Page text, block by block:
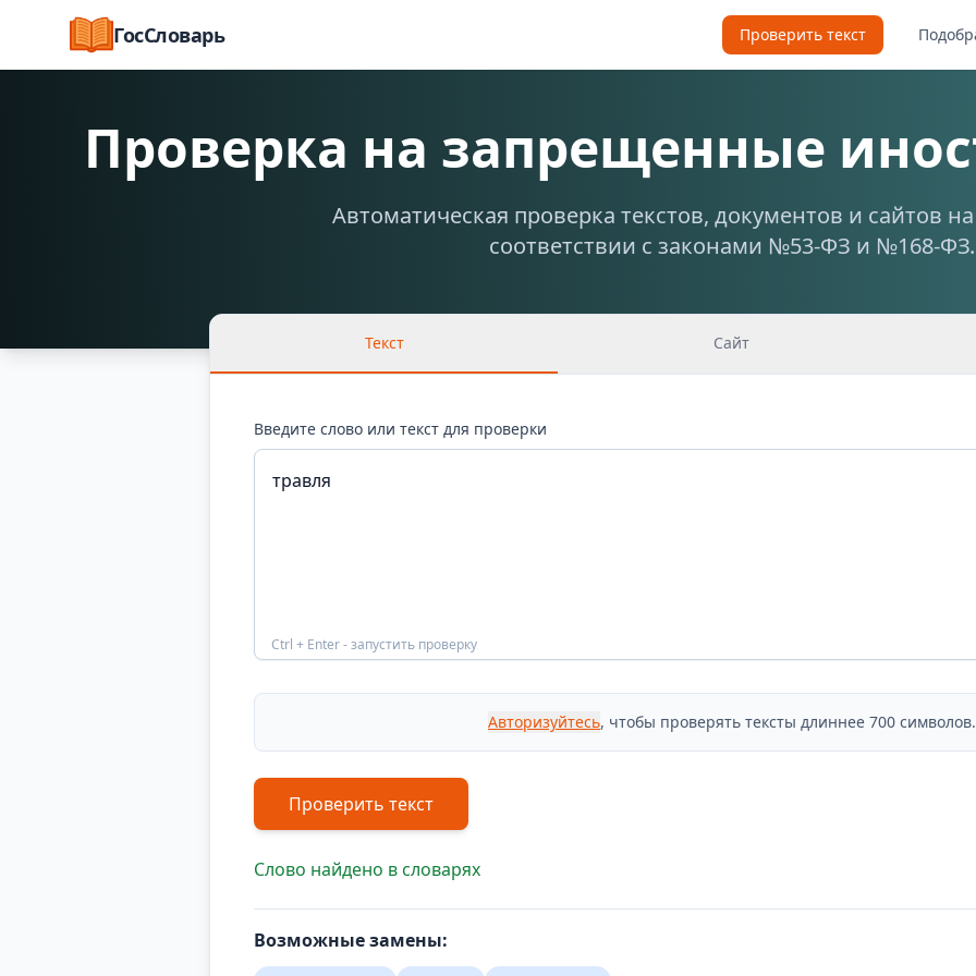
ГосСловарь Проверить текст
Проверка на запрещенные
Автоматическая проверка текстов, документов и сайтов
соответствии с законами №53-ФЗ и №168-ФЗ.
Текст Сайт
Введите слово или текст для проверки
Ctrl + Enter - запустить проверку
Авторизуйтесь, чтобы проверять тексты длиннее 700 символов.
Проверить текст
Слово найдено в словарях
Возможные замены: